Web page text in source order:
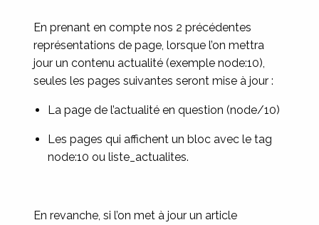
En prenant en compte nos 2 précédentes
représentations de page, lorsque l’on mettra
jour un contenu actualité (exemple node:10),
seules les pages suivantes seront mise à jour :
La page de l’actualité en question (node/10)
Les pages qui affichent un bloc avec le tag
node:10 ou liste_actualites.
En revanche, si l’on met à jour un article